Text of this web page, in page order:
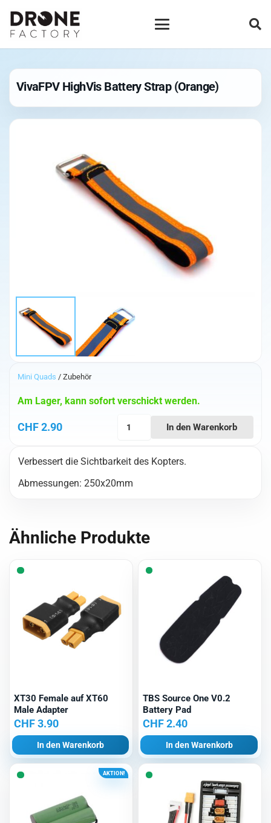
VivaFPV HighVis Battery Strap (Orange)
Mini Quads / Zubehör
CHF2.90
Am Lager, kann sofort verschickt werden.
Strap
Menge
In den Warenkorb
Verbessert die Sichtbarkeit des Kopters.
Abmessungen: 250x20mm
Ähnliche Produkte
XT30 Female auf XT60
Male Adapter
CHF3.90
In den Warenkorb
TBS Source One V0.2
Battery Pad
CHF2.40
In den Warenkorb
AKTION!